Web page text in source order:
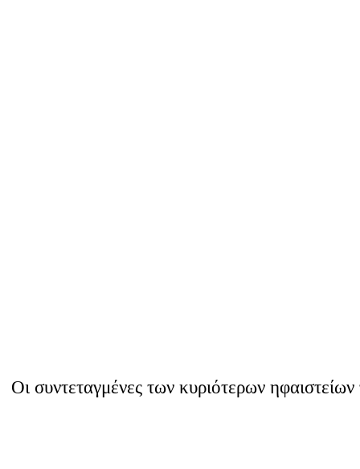
Οι συντεταγμένες των κυριότερων